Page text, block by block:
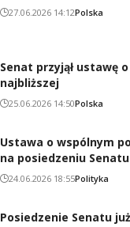
27.06.2026 14:12Polska
Senat przyjął ustawę
najbliższej
25.06.2026 14:50Polska
Ustawa o wspólnym
na posiedzeniu Senatu
24.06.2026 18:55Polityka
Posiedzenie Senatu